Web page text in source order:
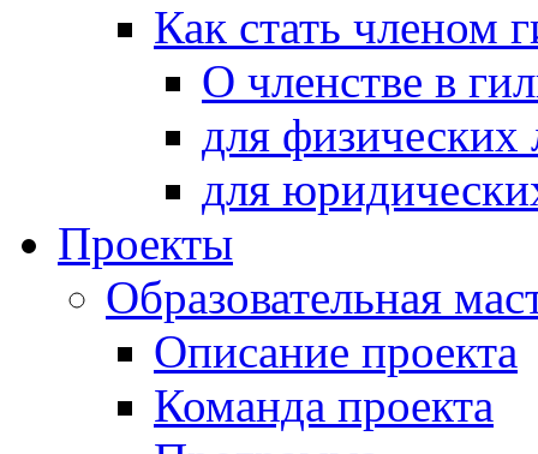
Как стать членом
О членстве в
для физических
для
Проекты
Образовательная
Описание проекта
Команда проекта